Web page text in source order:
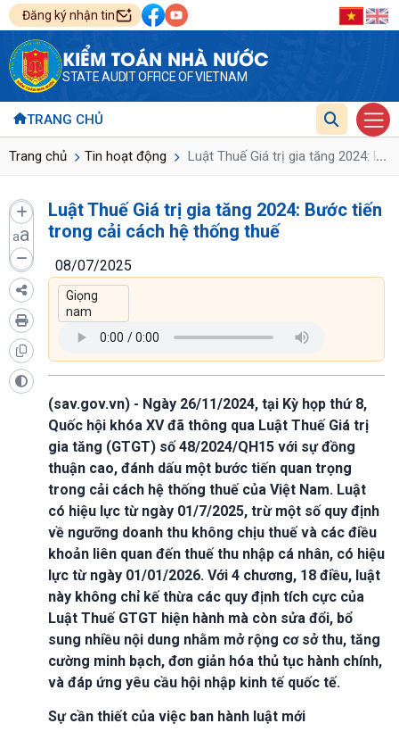
Đăng ký nhận tin
KIỂM TOÁN NHÀ NƯỚC
STATE AUDIT OFFICE OF VIETNAM
TRANG CHỦ
Trang chủ Tin hoạt động Luật Thuế Giá trị gia tăng 2024: ...
aa
Luật Thuế Giá trị gia tăng 2024: Bước tiến
trong cải cách hệ thống thuế
08/07/2025
(sav.gov.vn) - Ngày 26/11/2024, tại Kỳ họp thứ 8,
Quốc hội khóa XV đã thông qua Luật Thuế Giá trị
gia tăng (GTGT) số 48/2024/QH15 với sự đồng
thuận cao, đánh dấu một bước tiến quan trọng
trong cải cách hệ thống thuế của Việt Nam. Luật
có hiệu lực từ ngày 01/7/2025, trừ một số quy định
về ngưỡng doanh thu không chịu thuế và các điều
khoản liên quan đến thuế thu nhập cá nhân, có hiệu
lực từ ngày 01/01/2026. Với 4 chương, 18 điều, luật
này không chỉ kế thừa các quy định tích cực của
Luật Thuế GTGT hiện hành mà còn sửa đổi, bổ
sung nhiều nội dung nhằm mở rộng cơ sở thu, tăng
cường minh bạch, đơn giản hóa thủ tục hành chính,
và đáp ứng yêu cầu hội nhập kinh tế quốc tế.
Sự cần thiết của việc ban hành luật mới